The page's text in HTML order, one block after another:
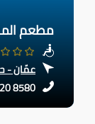
مطعم
عمّان -
8580